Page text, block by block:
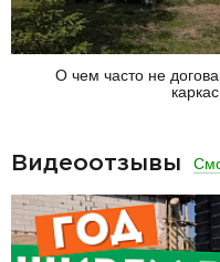
О чем часто не
Видеоотзывы